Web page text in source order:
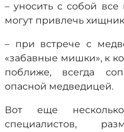
– уносить с собой
могут привлечь
– при встрече с
«забавные мишки», к
поближе, всегда
опасной медведицей.
Вот еще
специалистов,